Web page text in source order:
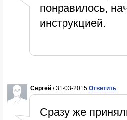
понравилось,
инструкцией.
Cергей / 31-03-2015 Ответить
Сразу же